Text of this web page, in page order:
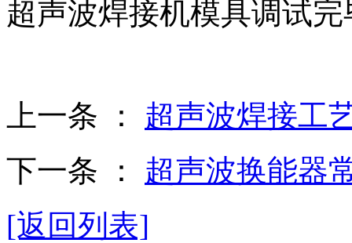
超声波焊接机模具调试完
上一条 ： 超声波焊接工
下一条 ： 超声波换能器
[返回列表]